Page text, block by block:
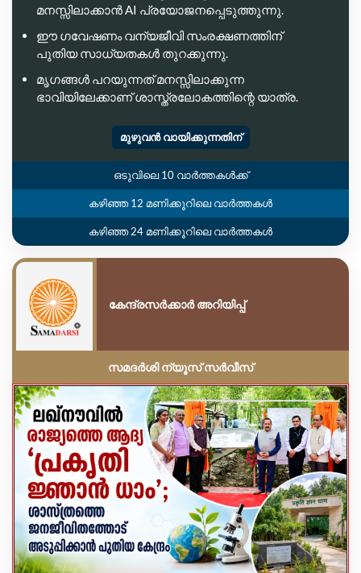
മനസ്സിലാക്കാൻ AI പ്രയോജനപ്പെടുത്തുന്നു.
ഈ ഗവേഷണം വന്യജീവി സംരക്ഷണത്തിന്
പുതിയ സാധ്യതകൾ തുറക്കുന്നു.
മൃഗങ്ങൾ പറയുന്നത് മനസ്സിലാക്കുന്ന
ഭാവിയിലേക്കാണ് ശാസ്ത്രലോകത്തിന്റെ യാത്ര.
മുഴുവൻ വായിക്കുന്നതിന്
ഒടുവിലെ 10 വാർത്തകൾക്ക്
കഴിഞ്ഞ 12 മണിക്കൂറിലെ വാർത്തകൾ
കഴിഞ്ഞ 24 മണിക്കൂറിലെ വാർത്തകൾ
കേന്ദ്രസർക്കാർ അറിയിപ്പ്
സമദർശി ന്യൂസ് സർവീസ്